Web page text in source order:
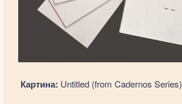
Картина: Untitled (from Cadernos Series)